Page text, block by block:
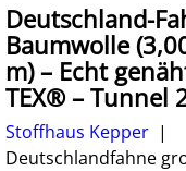
Deutschland-
Baumwolle
m) – Echt
TEX® – Tunnel
Stoffhaus Kepper
Deutschlandfahne